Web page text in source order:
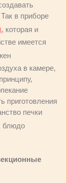
в приборе
, которая и
имеется
в камере,
приготовления
печки
блюдо